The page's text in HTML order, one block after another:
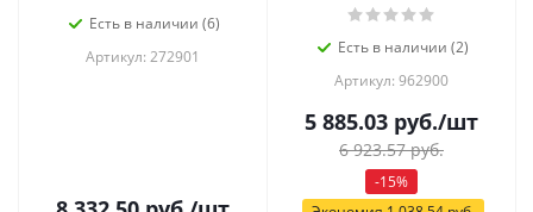
Есть в наличии (6)
Артикул: 272901
Есть в наличии (2)
Артикул: 962900
5 885.03 руб./шт
6 923.57руб.
-15%